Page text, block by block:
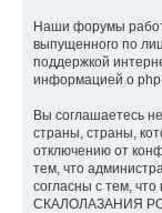
Наши форумы
выпущенного по
поддержкой
информацией о
Вы соглашаетесь
страны, страны,
отключению от
тем, что
согласны с тем,
СКАЛОЛАЗАНИЯ